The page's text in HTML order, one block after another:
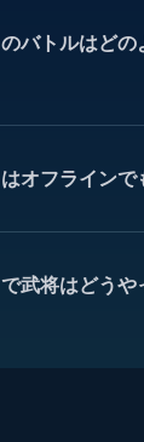
のバトルはど
オフライン
で武将はどう